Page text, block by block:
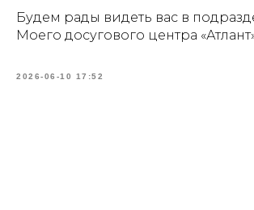
Будем рады видеть вас в
Моего досугового центра
2026-06-10 17:52